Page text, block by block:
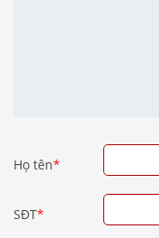
Họ tên*
SĐT*